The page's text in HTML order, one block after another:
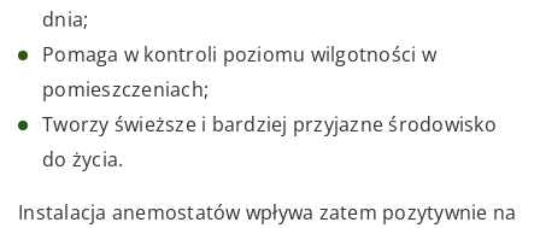
dnia;
Pomaga w kontroli poziomu wilgotności w
pomieszczeniach;
Tworzy świeższe i bardziej przyjazne środowisko
do życia.
Instalacja anemostatów wpływa zatem pozytywnie na